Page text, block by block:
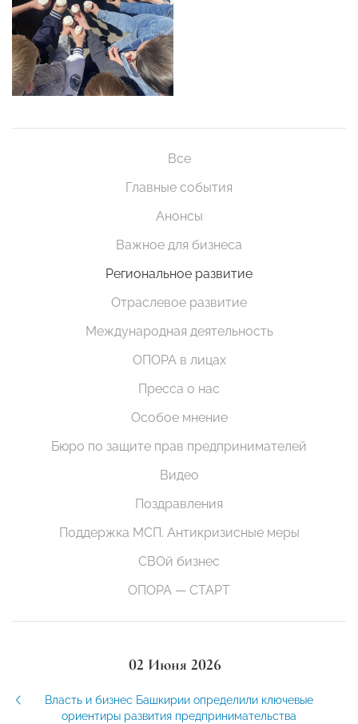
Все
Главные события
Анонсы
Важное для бизнеса
Региональное развитие
Отраслевое развитие
Международная деятельность
ОПОРА в лицах
Пресса о нас
Особое мнение
Бюро по защите прав предпринимателей
Видео
Поздравления
Поддержка МСП. Антикризисные меры
СВОй бизнес
ОПОРА — СТАРТ
02 Июня 2026
Власть и бизнес Башкирии определили ключевые
ориентиры развития предпринимательства